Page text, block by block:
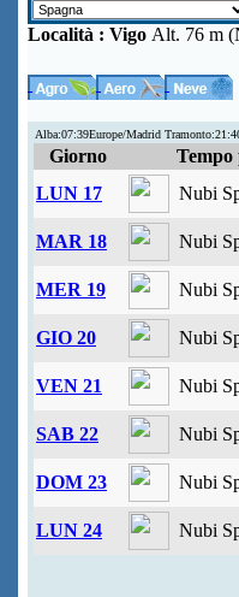
Località : Vigo Alt. 76 m
Alba:07:39Europe/Madrid
Giorno
Tempo
LUN 17
Nubi
MAR 18 Nubi
MER 19 Nubi
GIO 20 Nubi
VEN 21 Nubi
SAB 22 Nubi
DOM 23 Nubi
LUN 24 Nubi